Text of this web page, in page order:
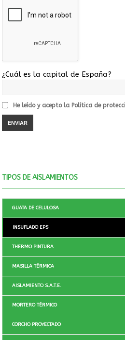
¿Cuál es la capital de España?
He leído y acepto la Política de
TIPOS DE AISLAMIENTOS
GUATA DE CELULOSA
INSUFLADO EPS
THERMO PINTURA
MASILLA TÉRMICA
AISLAMIENTO S.A.T.E.
MORTERO TÉRMICO
CORCHO PROYECTADO